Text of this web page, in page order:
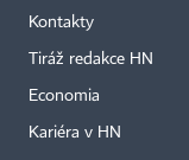
Kontakty
Tiráž redakce HN
Economia
Kariéra v HN